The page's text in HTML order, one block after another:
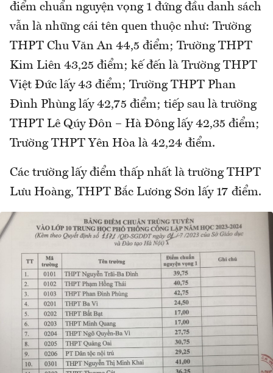
điểm chuẩn nguyện vọng 1 đứng đầu danh sách
vẫn là những cái tên quen thuộc như: Trường
THPT Chu Văn An 44,5 điểm; Trường THPT
Kim Liên 43,25 điểm; kế đến là Trường THPT
Việt Đức lấy 43 điểm; Trường THPT Phan
Đình Phùng lấy 42,75 điểm; tiếp sau là trường
THPT Lê Qúy Đôn – Hà Đông lấy 42,35 điểm;
Trường THPT Yên Hòa là 42,24 điểm.
Các trường lấy điểm thấp nhất là trường THPT
Lưu Hoàng, THPT Bắc Lương Sơn lấy 17 điểm.